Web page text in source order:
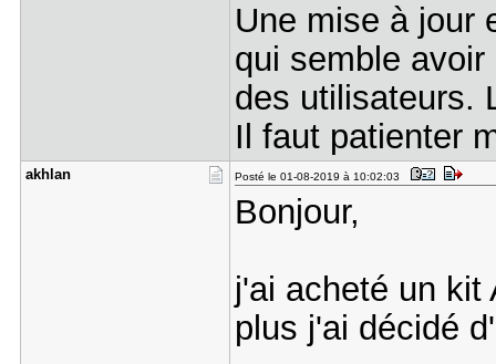
Une mise à jour
qui semble
des utilisateurs.
Il faut patienter
akhlan Posté le 01-08-2019 à 10:02:03
Bonjour,
j'ai acheté un
plus j'ai décidé